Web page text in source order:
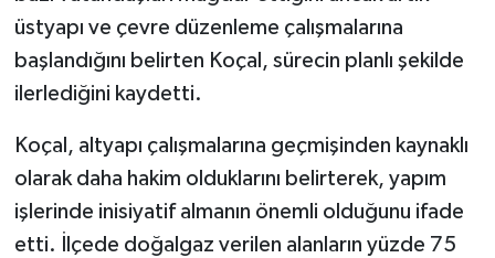
üstyapı ve çevre düzenleme çalışmalarına
başlandığını belirten Koçal, sürecin planlı şekilde
ilerlediğini kaydetti.
Koçal, altyapı çalışmalarına geçmişinden kaynaklı
olarak daha hakim olduklarını belirterek, yapım
işlerinde inisiyatif almanın önemli olduğunu ifade
etti. İlçede doğalgaz verilen alanların yüzde 75